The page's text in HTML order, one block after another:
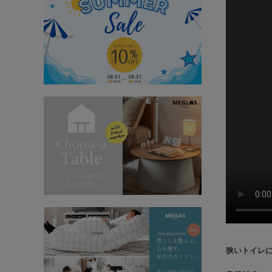
狭いトイレ